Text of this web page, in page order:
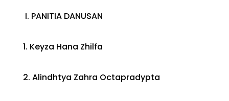
I. PANITIA DANUSAN
1. Keyza Hana Zhilfa
2. Alindhtya Zahra Octapradypta